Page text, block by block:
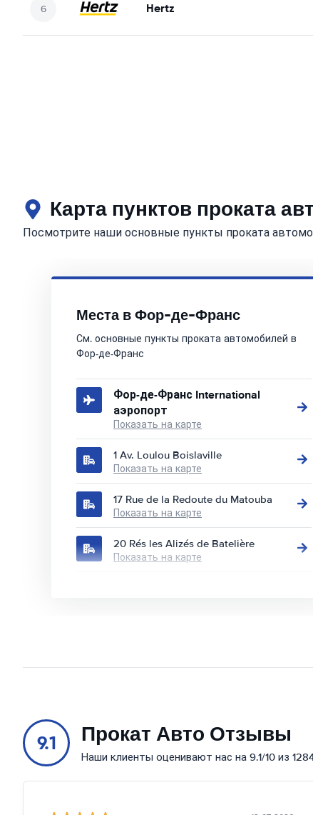
Hertz
Карта пунктов проката
Посмотрите наши основные пункты проката
Места в Фор-де-Франс
См. основные пункты проката автомобилей в
Фор-де-Франс
Фор-де-Франс International
аэропорт
Показать на карте
1 Av. Loulou Boislaville
Показать на карте
17 Rue de la Redoute du Matouba
Показать на карте
20 Rés les Alizés de Batelière
Показать на карте
9.1 Прокат Авто Отзывы
Наши клиенты оценивают нас на 9.1/10 из